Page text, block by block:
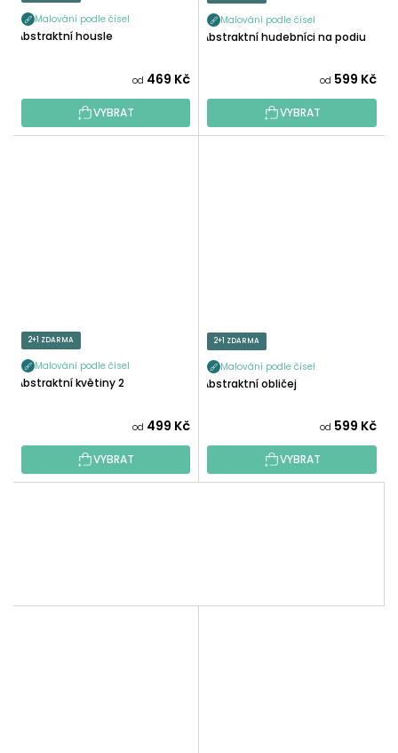
Malování podle čísel
Abstraktní housle
od 469 Kč
VYBRAT
Malování podle čísel
Abstraktní hudebníci na podiu
od 599 Kč
VYBRAT
2+1 ZDARMA
Malování podle čísel
Abstraktní květiny 2
od 499 Kč
VYBRAT
2+1 ZDARMA
Malování podle čísel
Abstraktní obličej
od 599 Kč
VYBRAT